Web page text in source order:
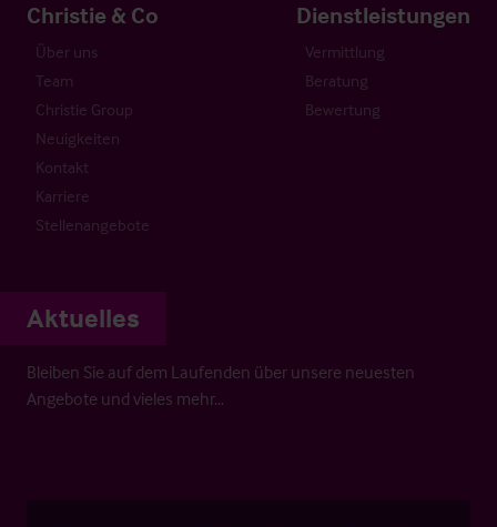
Christie & Co
Über uns
Team
Christie Group
Neuigkeiten
Kontakt
Karriere
Stellenangebote
Dienstleistungen
Vermittlung
Beratung
Bewertung
Aktuelles
Bleiben Sie auf dem Laufenden über unsere neuesten
Angebote und vieles mehr…